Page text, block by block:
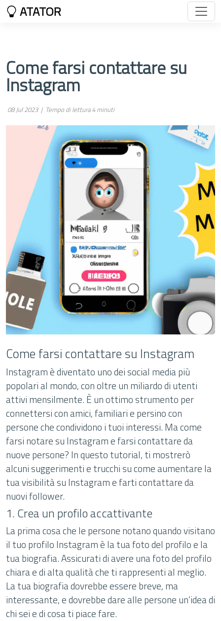
ATATOR
Come farsi contattare su
Instagram
08 Jul 2023 | Tempo di lettura 4 minuti
Come farsi contattare su Instagram
Instagram è diventato uno dei social media più
popolari al mondo, con oltre un miliardo di utenti
attivi mensilmente. È un ottimo strumento per
connettersi con amici, familiari e persino con
persone che condividono i tuoi interessi. Ma come
farsi notare su Instagram e farsi contattare da
nuove persone? In questo tutorial, ti mostrerò
alcuni suggerimenti e trucchi su come aumentare la
tua visibilità su Instagram e farti contattare da
nuovi follower.
1. Crea un profilo accattivante
La prima cosa che le persone notano quando visitano
il tuo profilo Instagram è la tua foto del profilo e la
tua biografia. Assicurati di avere una foto del profilo
chiara e di alta qualità che ti rappresenti al meglio.
La tua biografia dovrebbe essere breve, ma
interessante, e dovrebbe dare alle persone un’idea di
chi sei e di cosa ti piace fare.